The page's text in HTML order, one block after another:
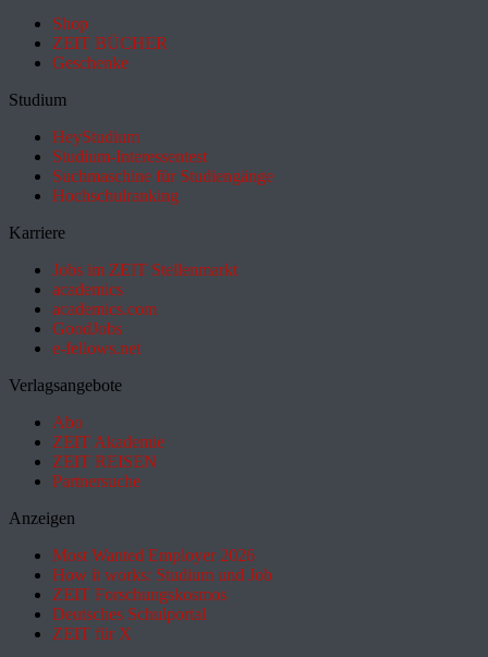
Shop
ZEIT BÜCHER
Geschenke
Studium
HeyStudium
Studium-Interessentest
Suchmaschine für Studiengänge
Hochschulranking
Karriere
Jobs im ZEIT Stellenmarkt
academics
academics.com
GoodJobs
e-fellows.net
Verlagsangebote
Abo
ZEIT Akademie
ZEIT REISEN
Partnersuche
Anzeigen
Most Wanted Employer 2026
How it works: Studium und Job
ZEIT Forschungskosmos
Deutsches Schulportal
ZEIT für X